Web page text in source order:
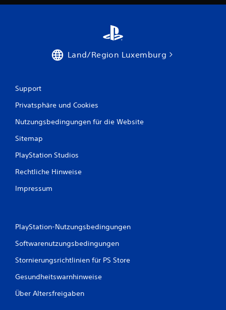
Land/Region Luxemburg
Support
Privatsphäre und Cookies
Nutzungsbedingungen für die Website
Sitemap
PlayStation Studios
Rechtliche Hinweise
Impressum
PlayStation-Nutzungsbedingungen
Softwarenutzungsbedingungen
Stornierungsrichtlinien für PS Store
Gesundheitswarnhinweise
Über Altersfreigaben